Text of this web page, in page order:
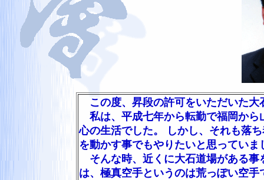
この度、昇段の許可をいただいた大
私は、平成七年から転勤で福岡から
心の生活でした。 しかし、それも落
を動かす事でもやりたいと思っていま
そんな時、近くに大石道場がある事
は、極真空手というのは荒っぽい空